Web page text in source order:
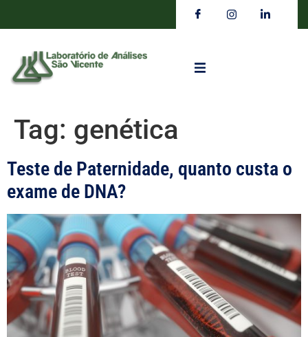
Tag: genética
Teste de Paternidade, quanto custa o
exame de DNA?